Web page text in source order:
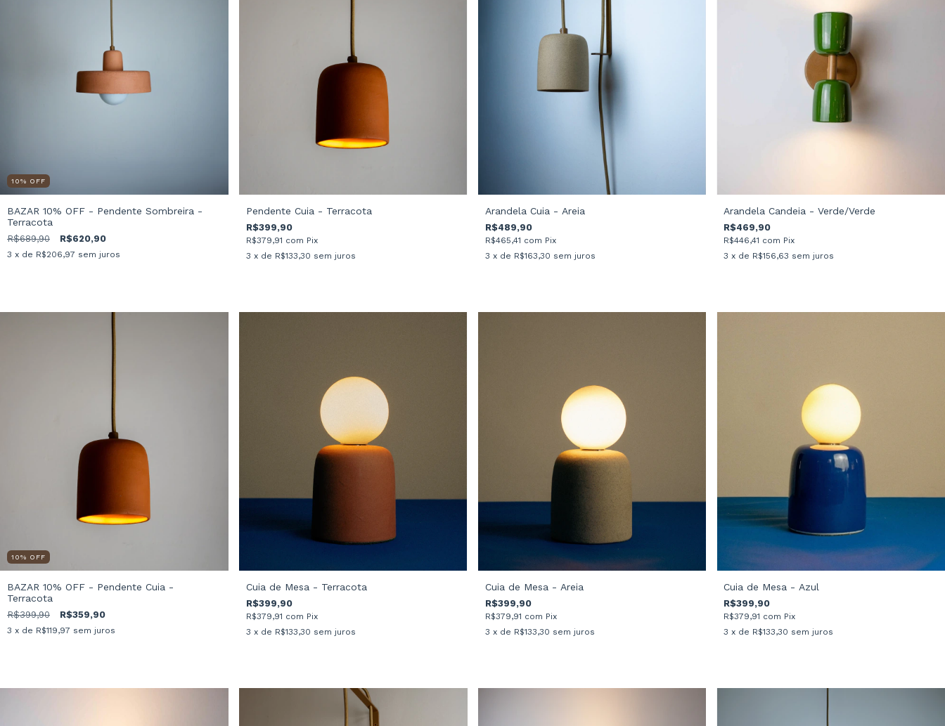
10% OFF
BAZAR 10% OFF - Pendente Sombreira -
Terracota
R$689,90 R$620,90
3 x de R$206,97 sem juros
Pendente Cuia - Terracota
R$399,90
R$379,91 com Pix
3 x de R$133,30 sem juros
Arandela Cuia - Areia
R$489,90
R$465,41 com Pix
3 x de R$163,30 sem juros
Arandela Candeia - Verde/Verde
R$469,90
R$446,41 com Pix
3 x de R$156,63 sem juros
10% OFF
BAZAR 10% OFF - Pendente Cuia -
Terracota
R$399,90 R$359,90
3 x de R$119,97 sem juros
Cuia de Mesa - Terracota
R$399,90
R$379,91 com Pix
3 x de R$133,30 sem juros
Cuia de Mesa - Areia
R$399,90
R$379,91 com Pix
3 x de R$133,30 sem juros
Cuia de Mesa - Azul
R$399,90
R$379,91 com Pix
3 x de R$133,30 sem juros